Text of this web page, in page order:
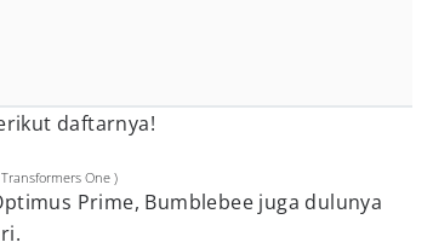
daftarnya!
One )
Prime, Bumblebee juga dulunya